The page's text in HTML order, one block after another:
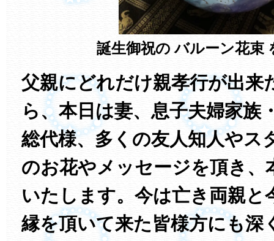
誕生御祝の バルーン花束
父親にどれだけ親孝行が出来
ら、本日は妻、息子夫婦家族
総代様、多くの友人知人やス
のお花やメッセージを頂き、
いたします。今は亡き両親と
縁を頂いて来た皆様方にも深